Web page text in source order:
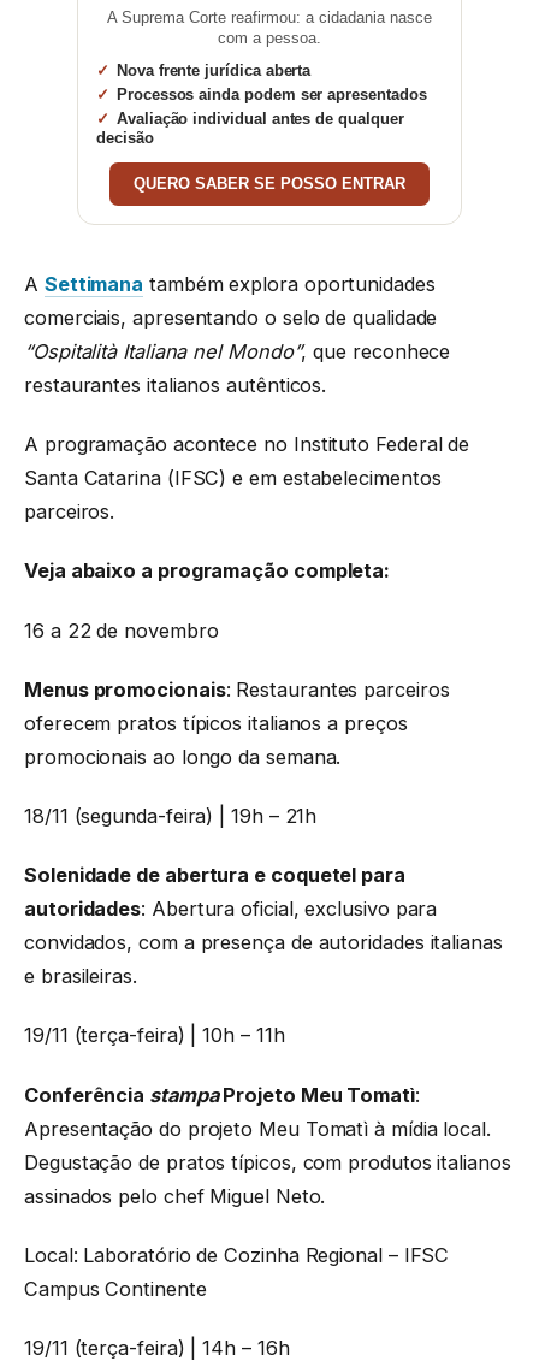
A Suprema Corte reafirmou: a cidadania nasce
com a pessoa.
Nova frente jurídica aberta
Processos ainda podem ser apresentados
Avaliação individual antes de qualquer
decisão
QUERO SABER SE POSSO ENTRAR
A Settimana também explora oportunidades
comerciais, apresentando o selo de qualidade
“Ospitalità Italiana nel Mondo”, que reconhece
restaurantes italianos autênticos.
A programação acontece no Instituto Federal de
Santa Catarina (IFSC) e em estabelecimentos
parceiros.
Veja abaixo a programação completa:
16 a 22 de novembro
Menus promocionais: Restaurantes parceiros
oferecem pratos típicos italianos a preços
promocionais ao longo da semana.
18/11 (segunda-feira) | 19h – 21h
Solenidade de abertura e coquetel para
autoridades: Abertura oficial, exclusivo para
convidados, com a presença de autoridades italianas
e brasileiras.
19/11 (terça-feira) | 10h – 11h
Conferência stampaProjeto Meu Tomatì:
Apresentação do projeto Meu Tomatì à mídia local.
Degustação de pratos típicos, com produtos italianos
assinados pelo chef Miguel Neto.
Local: Laboratório de Cozinha Regional – IFSC
Campus Continente
19/11 (terça-feira) | 14h – 16h